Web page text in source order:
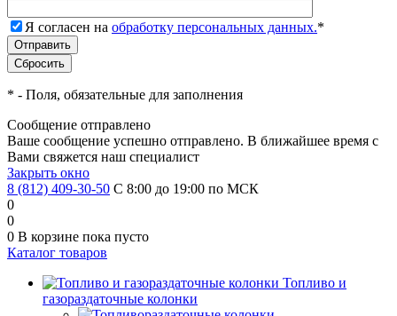
Я согласен на обработку персональных данных.*
* - Поля, обязательные для заполнения
Сообщение отправлено
Ваше сообщение успешно отправлено. В ближайшее время с
Вами свяжется наш специалист
Закрыть окно
8 (812) 409-30-50 С 8:00 до 19:00 по МСК
0
0
0 В корзине пока пусто
Каталог товаров
Топливо и
газораздаточные колонки